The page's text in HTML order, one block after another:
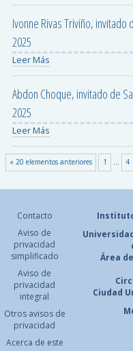
Ivonne Rivas Triviño,
2025
Leer Más
Abdon Choque, invitado de
2025
Leer Más
« 20 elementos anteriores 1 ... 4
Contacto
Aviso de
privacidad
simplificado
Aviso de
privacidad
integral
Otros avisos de
privacidad
Acerca de este
Área
Ciudad